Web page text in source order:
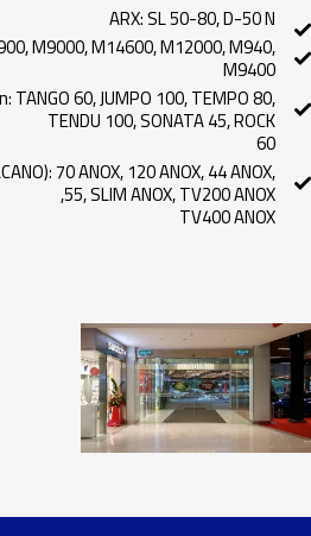
ARX: SL 50-80, D-50 N
M9000, M14600, M12000, M940,
M9400
TANGO 60, JUMPO 100, TEMPO 80,
TENDU 100, SONATA 45, ROCK
60
70 ANOX, 120 ANOX, 44 ANOX,
55, SLIM ANOX, TV200 ANOX,
TV400 ANOX